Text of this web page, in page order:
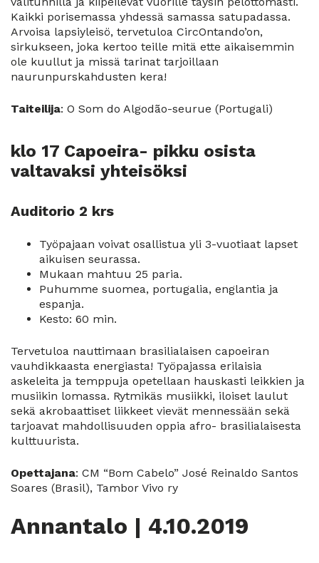
Kaikki porisemassa yhdessä samassa satupadassa.
Arvoisa lapsiyleisö, tervetuloa CircOntando’on,
sirkukseen, joka kertoo teille mitä ette aikaisemmin
ole kuullut ja missä tarinat tarjoillaan
naurunpurskahdusten kera!
Taiteilija: O Som do Algodão-seurue (Portugali)
klo 17 Capoeira- pikku osista
valtavaksi yhteisöksi
Auditorio 2 krs
Työpajaan voivat osallistua yli 3-vuotiaat lapset
aikuisen seurassa.
Mukaan mahtuu 25 paria.
Puhumme suomea, portugalia, englantia ja
espanja.
Kesto: 60 min.
Tervetuloa nauttimaan brasilialaisen capoeiran
vauhdikkaasta energiasta! Työpajassa erilaisia
askeleita ja temppuja opetellaan hauskasti leikkien ja
musiikin lomassa. Rytmikäs musiikki, iloiset laulut
sekä akrobaattiset liikkeet vievät mennessään sekä
tarjoavat mahdollisuuden oppia afro- brasilialaisesta
kulttuurista.
Opettajana: CM “Bom Cabelo” José Reinaldo Santos
Soares (Brasil), Tambor Vivo ry
Annantalo | 4.10.2019